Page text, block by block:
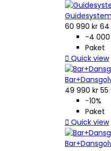
60 990 kr 64
-4 000
Paket
 Quick view
49 990 kr 55
−10%
Paket
 Quick view